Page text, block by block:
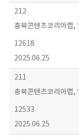
212
충북콘텐츠코리아랩,
12618
2025.06.25
211
충북콘텐츠코리아랩,
12533
2025.06.25